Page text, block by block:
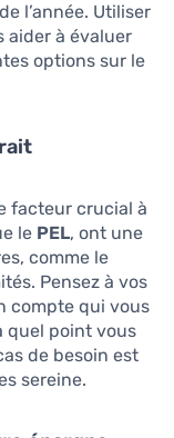
l’année. Utiliser
aider à évaluer
options sur le
facteur crucial à
le PEL, ont une
comme le
Pensez à vos
compte qui vous
quel point vous
de besoin est
sereine.